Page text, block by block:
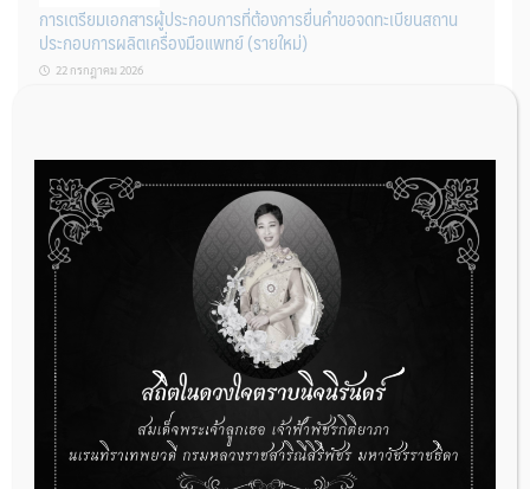
การเตรียมเอกสารผู้ประกอบการที่ต้องการยื่นคำขอจดทะเบียนสถาน
ประกอบการผลิตเครื่องมือแพทย์ (รายใหม่)
22 กรกฎาคม 2026
ผู้ประกอบการผลิต และ นักวิจัย ที่ต้องการขึ้นทะเบียนเครื่องมือแพทย์
ต้องทำอย่างไรบ้าง
22 กรกฎาคม 2026
กองควบคุมเครื่องมือแพทย์ เปิดรับฟังความคิดเห็นหลักการยกร่าง
กฎหมาย จำนวน 3 ฉบับ ผ่านระบบกลางทางกฎหมาย
22 กรกฎาคม 2026